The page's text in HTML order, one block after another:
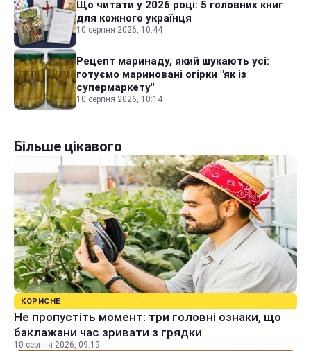
Що читати у 2026 році: 5 головних книг
для кожного українця
10 серпня 2026, 10:44
Рецепт маринаду, який шукають усі:
готуємо мариновані огірки "як із
супермаркету"
10 серпня 2026, 10:14
Більше цікавого
КОРИСНЕ
Не пропустіть момент: три головні ознаки, що
баклажани час зривати з грядки
10 серпня 2026, 09:19